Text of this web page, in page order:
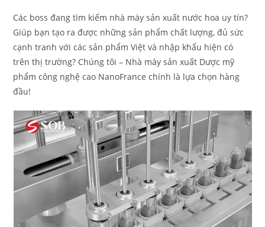
Các boss đang tìm kiếm nhà máy sản xuất nước hoa uy tín?
Giúp bạn tạo ra được những sản phẩm chất lượng, đủ sức
cạnh tranh với các sản phẩm Việt và nhập khẩu hiện có
trên thị trường? Chúng tôi – Nhà máy sản xuất Dược mỹ
phẩm công nghệ cao NanoFrance chính là lựa chọn hàng
đầu!